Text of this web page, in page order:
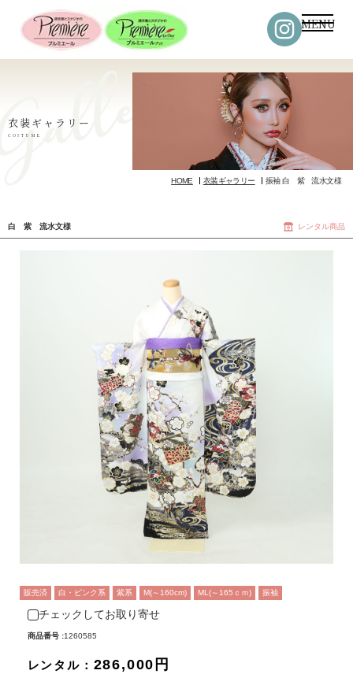
MENU
HOME 衣装ギャラリー 振袖 白 紫 流水文様
衣装ギャラリー
COSTUME
白 紫 流水文様 レンタル商品
販売済 白・ピンク系 紫系 M(～160cm) ML(～165ｃｍ) 振袖
チェックしてお取り寄せ
商品番号 :1260585
レンタル： 286,000円